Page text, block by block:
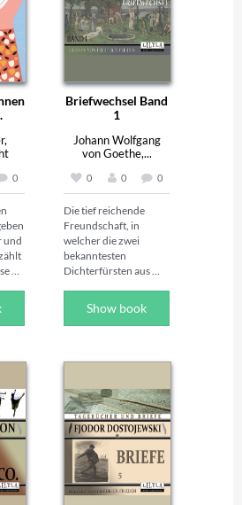
0
und
40
Briefwechsel Band
1
Johann Wolfgang
von Goethe,...
0 0 0
Die tief reichende
Freundschaft, in
welcher die zwei
bekanntesten
Dichterfürsten aus
Landen miteinander
verbunden waren,
als günstig, da beim
beiden Goethe Schiller
weder erkannte noch
diesem irgendwelche
Beachtung schenkte.
Das änderte sich mit
der Zeit, nachdem sich
Goethe näher über
Schillers Werk
Show book